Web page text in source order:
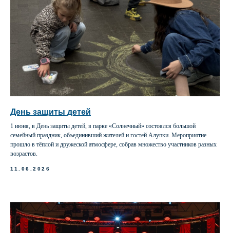
День защиты детей
1 июня, в День защиты детей, в парке «Солнечный» состоялся большой
семейный праздник, объединивший жителей и гостей Алупки. Мероприятие
прошло в тёплой и дружеской атмосфере, собрав множество участников разных
возрастов.
11.06.2026